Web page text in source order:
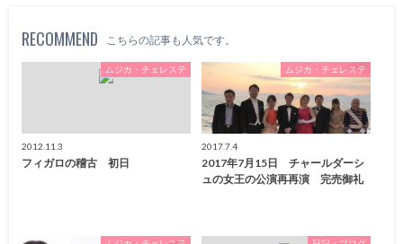
RECOMMEND こちらの記事も人気です。
ムジカ・チェレステ
2012.11.3
フィガロの稽古 初日
ムジカ・チェレステ
2017.7.4
2017年7月15日 チャールダーシ
ュの女王の公演再再演 完売御礼